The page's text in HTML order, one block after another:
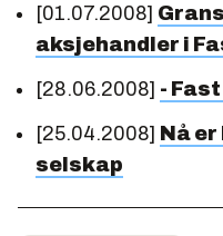
[01.07.2008]
aksjehandler i
[28.06.2008] -
[25.04.2008] Nå
selskap